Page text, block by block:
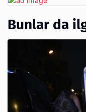
Bunlar da